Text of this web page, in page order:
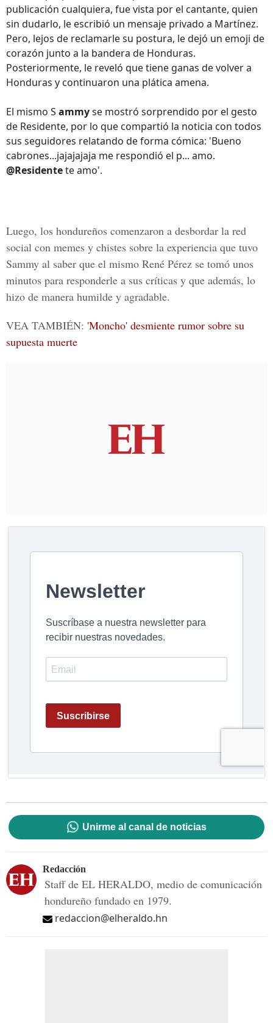
publicación cualquiera, fue vista por el cantante, quien
sin dudarlo, le escribió un mensaje privado a Martínez.
Pero, lejos de reclamarle su postura, le dejó un emoji de
corazón junto a la bandera de Honduras.
Posteriormente, le reveló que tiene ganas de volver a
Honduras y continuaron una plática amena.
El mismo S ammyse mostró sorprendido por el gesto
de Residente, por lo que compartió la noticia con todos
sus seguidores relatando de forma cómica: 'Bueno
cabrones...jajajajaja me respondió el p... amo.
@Residentete amo'.
Luego, los hondureños comenzaron a desbordar la red
social con memes y chistes sobre la experiencia que tuvo
Sammy al saber que el mismo René Pérez se tomó unos
minutos para responderle a sus críticas y que además, lo
hizo de manera humilde y agradable.
VEA TAMBIÉN: 'Moncho' desmiente rumor sobre su
supuesta muerte
Unirme al canal de noticias
Redacción
Staff de EL HERALDO, medio de comunicación
hondureño fundado en 1979.
redaccion@elheraldo.hn